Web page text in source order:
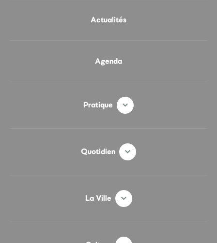
Actualités
Agenda
Pratique
Quotidien
La Ville